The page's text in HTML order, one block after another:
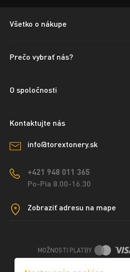
Všetko o nákupe
Prečo vybrať nás?
O spoločnosti
Kontaktujte nás
info@torextonery.sk
+421 948 011 365
Po-Pia 8.00-16.30
Zobraziť adresu na mape
MOŽNOSTI PLATBY